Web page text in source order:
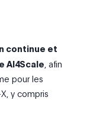
continue et
AI4Scale, afin
pour les
y compris